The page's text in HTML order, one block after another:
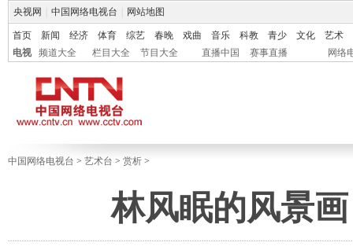
央视网 中国网络电视台 网站地图
首页 新闻 经济 体育 综艺 春晚 戏曲 音乐 科教 青少 文化
艺术
电视
频道大全 栏目大全 节目大全 直播中国 赛事直播 网络
中国网络电视台 > 艺术台 > 赏析 >
林风眠的风景